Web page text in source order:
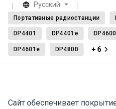
Русский
Портативные радиостанции
DP4401 DP4401e DP4600
DP4601e DP4800 + 6
Сайт обеспечивает